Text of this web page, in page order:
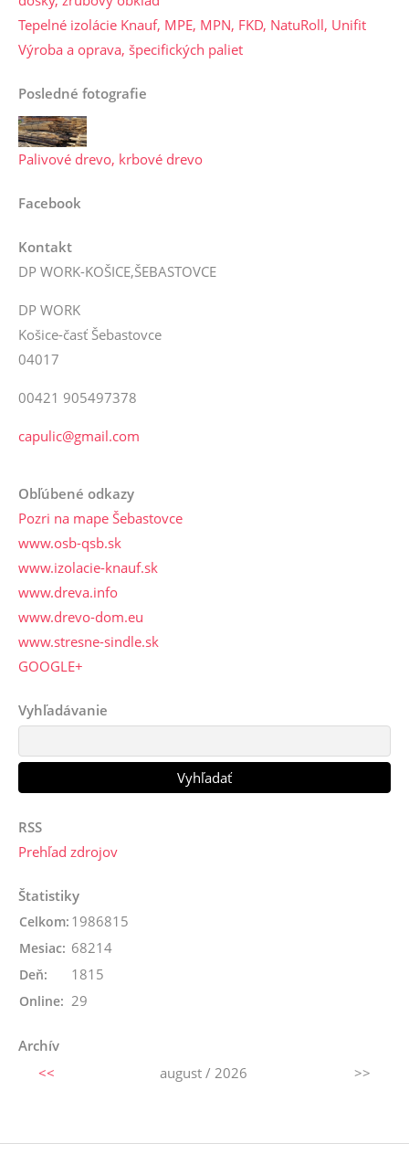
Tepelné izolácie Knauf, MPE, MPN, FKD, NatuRoll, Unifit
Výroba a oprava, špecifických paliet
Posledné fotografie
Palivové drevo, krbové drevo
Facebook
Kontakt
DP WORK-KOŠICE,ŠEBASTOVCE
DP WORK
Košice-časť Šebastovce
04017
00421 905497378
capulic@gmail.com
Obľúbené odkazy
Pozri na mape Šebastovce
www.osb-qsb.sk
www.izolacie-knauf.sk
www.dreva.info
www.drevo-dom.eu
www.stresne-sindle.sk
GOOGLE+
Vyhľadávanie
RSS
Prehľad zdrojov
Štatistiky
Online: 29
Celkom: 1986815
Mesiac: 68214
Deň: 1815
Archív
<<
august / 2026 >>